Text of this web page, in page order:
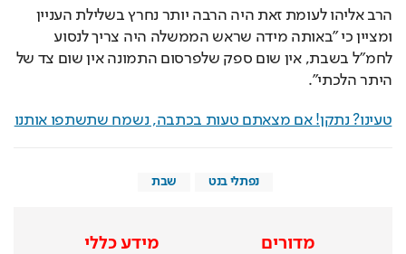
הרב אליהו לעומת זאת היה הרבה יותר נחרץ בשלילת העניין
ומציין כי "באותה מידה שראש הממשלה היה צריך לנסוע
לחמ"ל בשבת, אין שום ספק שלפרסום התמונה אין שום צד של
היתר הלכתי".
טעינו? נתקן! אם מצאתם טעות בכתבה, נשמח שתשתפו אותנו
נפתלי בנט שבת
מדורים מידע כללי